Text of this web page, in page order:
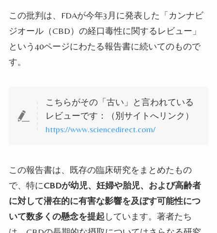
この批判は、 FDAが今年3 月に発表した「カンナビ
ジオール（CBD）の経口毒性に関するレビュー」
という40ページにわたる報告書に続いてのもので
す。
こちらがその「古い」と言われている
レビューです：（別サイトへリンク）
https://www.sciencedirect.com/
この報告書は、既存の臨床研究をまとめたもの
で、特にCBDが幼児、妊婦や胎児、および高齢者
に対して潜在的に有害な影響を及ぼす可能性につ
いて数多くの懸念を提起 しています。著者たち